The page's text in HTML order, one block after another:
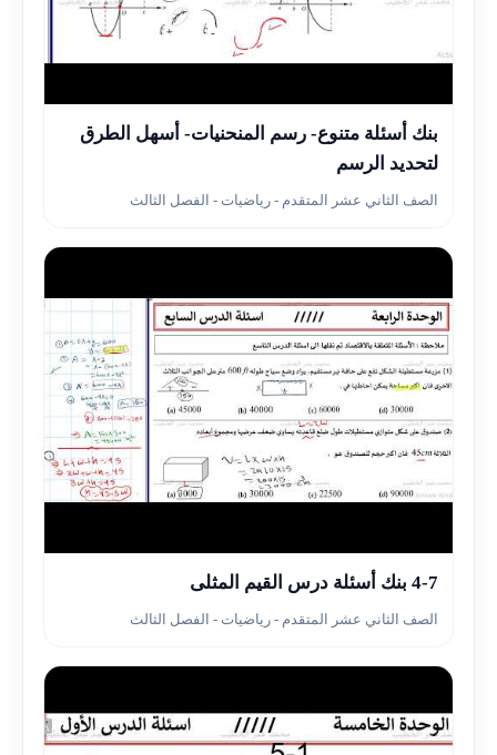
▶
بنك أسئلة متنوع- رسم المنحنيات- أسهل الطرق
لتحديد الرسم
الصف الثاني عشر المتقدم - رياضيات - الفصل الثالث
▶
4-7 بنك أسئلة درس القيم المثلى
الصف الثاني عشر المتقدم - رياضيات - الفصل الثالث